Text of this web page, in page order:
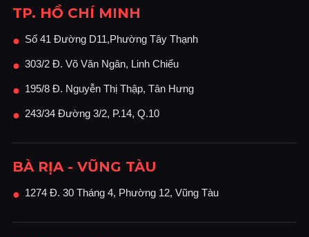
TP. HỒ CHÍ MINH
● Số 41 Đường D11,Phường Tây Thạnh
● 303/2 Đ. Võ Văn Ngân, Linh Chiểu
● 195/8 Đ. Nguyễn Thị Thập, Tân Hưng
● 243/34 Đường 3/2, P.14, Q.10
BÀ RỊA - VŨNG TÀU
● 1274 Đ. 30 Tháng 4, Phường 12, Vũng Tàu